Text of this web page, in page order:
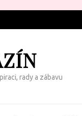
rady a zábavu